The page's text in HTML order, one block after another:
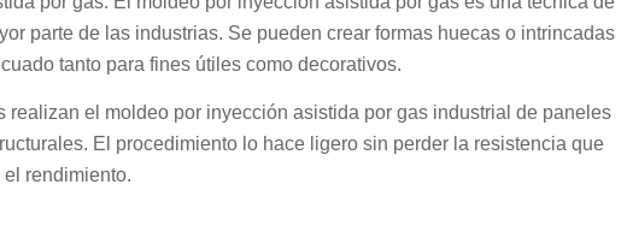
parte de las industrias. Se pueden crear formas huecas o intrincadas
tanto para fines útiles como decorativos.
realizan el moldeo por inyección asistida por gas industrial de paneles
El procedimiento lo hace ligero sin perder la resistencia que
rendimiento.